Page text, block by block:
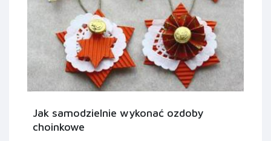
Jak samodzielnie wykonać ozdoby
choinkowe